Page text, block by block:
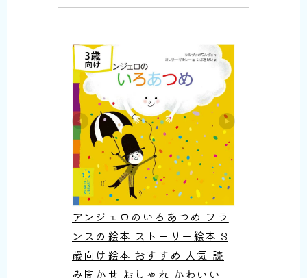
アンジェロのいろあつめ フラ
ンスの絵本 ストーリー絵本 3
歳向け絵本 おすすめ 人気 読
み聞かせ おしゃれ かわいい